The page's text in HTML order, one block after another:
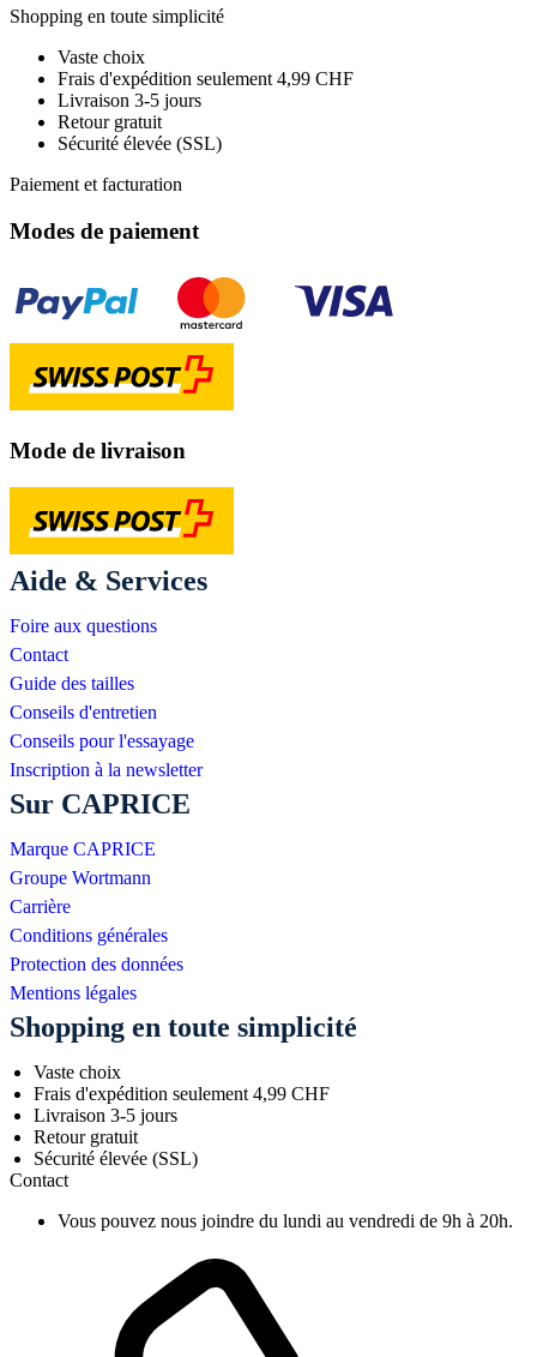
Shopping en toute simplicité
Vaste choix
Frais d'expédition seulement 4,99 CHF
Livraison 3-5 jours
Retour gratuit
Sécurité élevée (SSL)
Paiement et facturation
Modes de paiement
Mode de livraison
Aide & Services
Foire aux questions
Contact
Guide des tailles
Conseils d'entretien
Conseils pour l'essayage
Inscription à la newsletter
Sur CAPRICE
Marque CAPRICE
Groupe Wortmann
Carrière
Conditions générales
Protection des données
Mentions légales
Shopping en toute simplicité
Vaste choix
Frais d'expédition seulement 4,99 CHF
Livraison 3-5 jours
Retour gratuit
Sécurité élevée (SSL)
Contact
Vous pouvez nous joindre du lundi au vendredi de 9h à 20h.